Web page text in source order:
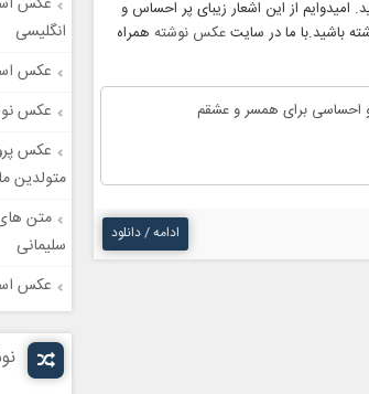
امیدوایم از این اشعار زیبای پر احساس و
باشید.با ما در سایت عکس نوشته همراه
و احساسی برای همسر و عشقم
ادامه / دانلود
انگلیسی
عکس
عکس
عکس
متولدین
متن های
سلیمانی
عکس